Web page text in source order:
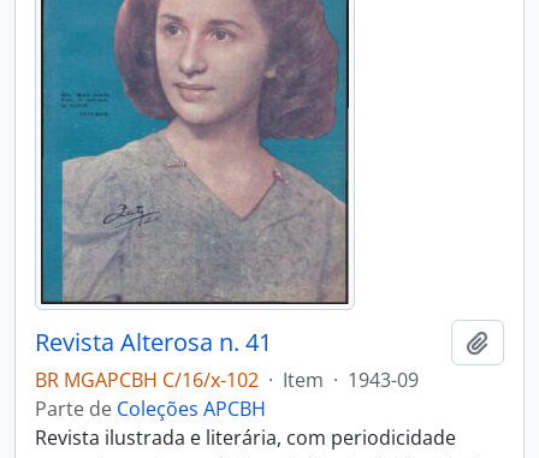
Revista Alterosa n. 41
BR MGAPCBH C/16/x-102 · Item · 1943-09
Parte de Coleções APCBH
Revista ilustrada e literária, com periodicidade